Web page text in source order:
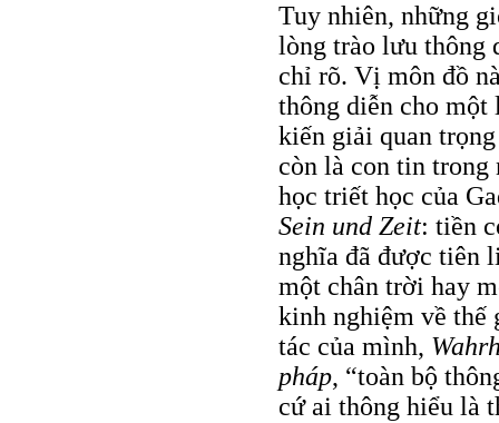
Tuy nhiên, những
lòng trào lưu thông
chỉ rõ. Vị môn đồ
thông diễn cho một
kiến giải quan
còn là con tin trong
học triết học của
Sein und Zeit: tiền
nghĩa đã được tiên
một chân trời hay
kinh nghiệm về thế
tác của mình,
pháp, “toàn bộ
cứ ai thông hiểu là